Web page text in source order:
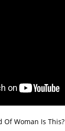
Of Woman Is This?